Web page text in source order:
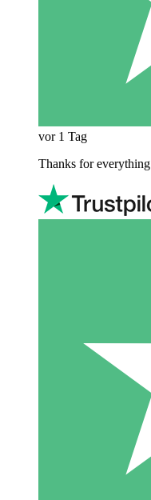
vor 1 Tag
Thanks for everything